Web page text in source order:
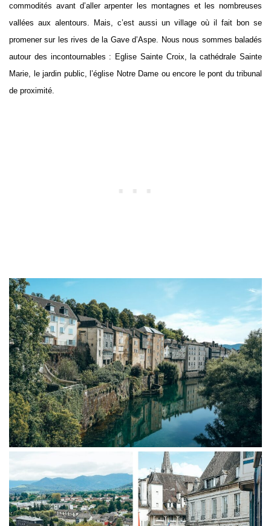
commodités avant d’aller arpenter les montagnes et les nombreuses
vallées aux alentours. Mais, c’est aussi un village où il fait bon se
promener sur les rives de la Gave d’Aspe. Nous nous sommes baladés
autour des incontournables : Eglise Sainte Croix, la cathédrale Sainte
Marie, le jardin public, l’église Notre Dame ou encore le pont du tribunal
de proximité.